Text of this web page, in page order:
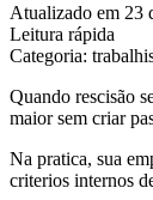
Atualizado em 23
Leitura rápida
Categoria:
Quando rescisão
maior sem criar
Na pratica, sua
criterios internos